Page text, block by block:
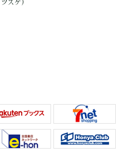
スケ）